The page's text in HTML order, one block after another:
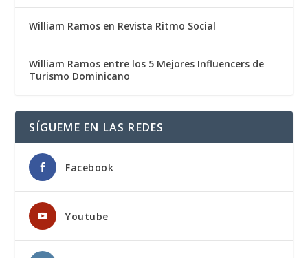
William Ramos en Revista Ritmo Social
William Ramos entre los 5 Mejores Influencers de
Turismo Dominicano
SÍGUEME EN LAS REDES
Facebook
Youtube